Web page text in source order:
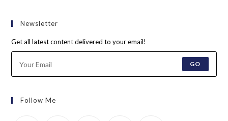
Newsletter
Get all latest content delivered to your email!
GO
Follow Me